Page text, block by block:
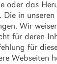
oder das
in
Wir
für deren
für